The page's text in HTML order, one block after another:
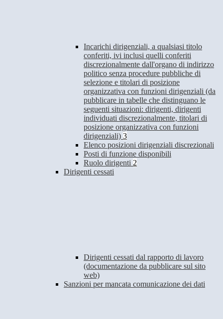
Incarichi dirigenziali, a qualsiasi titolo
conferiti, ivi inclusi quelli conferiti
discrezionalmente dall'organo di indirizzo
politico senza procedure pubbliche di
selezione e titolari di posizione
organizzativa con funzioni dirigenziali (da
pubblicare in tabelle che distinguano le
seguenti situazioni: dirigenti, dirigenti
individuati discrezionalmente, titolari di
posizione organizzativa con funzioni
dirigenziali) 3
Elenco posizioni dirigenziali discrezionali
Posti di funzione disponibili
Ruolo dirigenti 2
Dirigenti cessati
Dirigenti cessati dal rapporto di lavoro
(documentazione da pubblicare sul sito
web)
Sanzioni per mancata comunicazione dei dati